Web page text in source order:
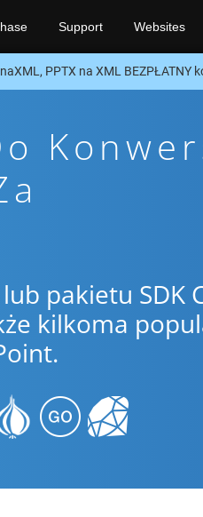
Support Websites
PPTX na XML BEZPŁATNY
pakietu SDK
kilkoma